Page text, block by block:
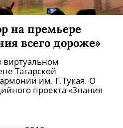
на премьере
всего дороже»
виртуальном
Татарской
им. Г.Тукая. О
проекта «Знания